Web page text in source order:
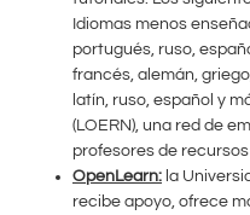
Idiomas menos
portugués, ruso,
francés, alemán,
latín, ruso, español y
(LOERN), una red de
profesores de
OpenLearn: la
recibe apoyo, ofrece